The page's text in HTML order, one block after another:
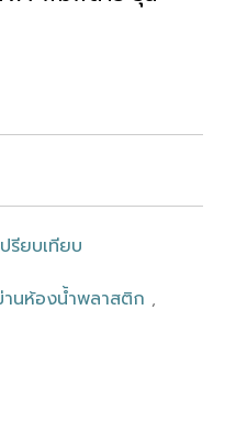
ปรียบเทียบ
านห้องน้ำพลาสติก ,